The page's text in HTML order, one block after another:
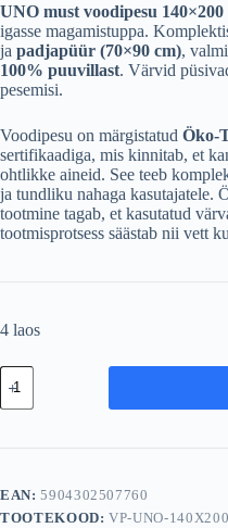
UNO must voodipesu 140×200
igasse magamistuppa.
ja padjapüür (70×90 cm),
100% puuvillast. Värvid
pesemisi.
Voodipesu on märgistatud Öko-
sertifikaadiga, mis kinnitab, et
ohtlikke aineid. See teeb
ja tundliku nahaga kasutajatele.
tootmine tagab, et kasutatud
tootmisprotsess säästab nii vett
4 laos
Puuvillane
voodipesu
140×200
"UNO"
laste
voodipesukomplekt
EAN:5904302507760
TOOTEKOOD:VP-UNO-140X200